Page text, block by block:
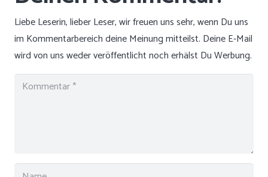
Liebe Leserin, lieber Leser, wir freuen uns sehr, wenn Du uns
im Kommentarbereich deine Meinung mitteilst. Deine E-Mail
wird von uns weder veröffentlicht noch erhälst Du Werbung.